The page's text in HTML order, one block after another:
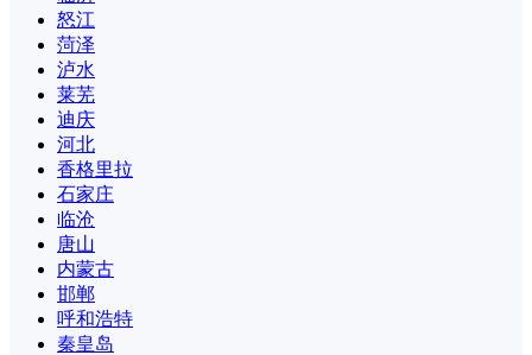
怒江
菏泽
泸水
莱芜
迪庆
河北
香格里拉
石家庄
临沧
唐山
内蒙古
邯郸
呼和浩特
秦皇岛